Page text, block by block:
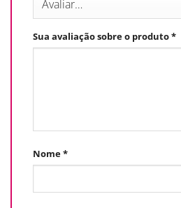
Sua avaliação sobre o produto*
Nome*